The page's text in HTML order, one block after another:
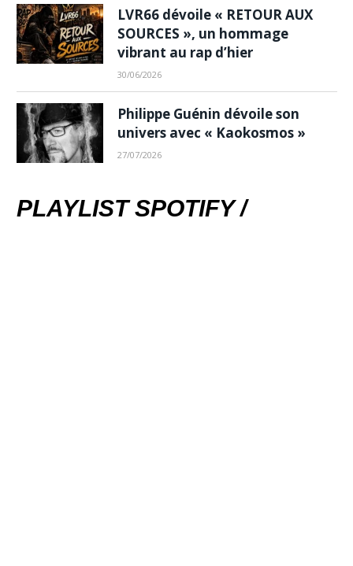
LVR66 dévoile « RETOUR AUX
SOURCES », un hommage
vibrant au rap d’hier
30/06/2026
Philippe Guénin dévoile son
univers avec « Kaokosmos »
27/07/2026
PLAYLIST SPOTIFY /